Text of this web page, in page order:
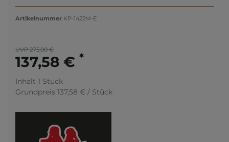
Artikelnummer KP-1422M-E
UVP 275,00 €
137,58 € *
Inhalt 1 Stück
Grundpreis 137,58 € / Stück